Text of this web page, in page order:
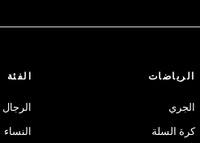
الرياضات
الجري
كرة السلة
الفئة
الرجال
النساء